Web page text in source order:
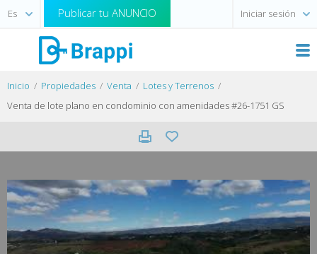
Publicar tu ANUNCIO Iniciar sesión
Inicio Propiedades Venta
Lotes y Terrenos
Venta de lote plano en condominio con amenidades #26-1751 GS